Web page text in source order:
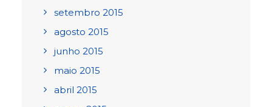
setembro 2015
agosto 2015
junho 2015
maio 2015
abril 2015